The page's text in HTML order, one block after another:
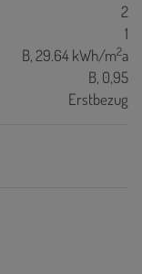
2
1
B, 29.64 kWh/m2a
B, 0,95
Erstbezug